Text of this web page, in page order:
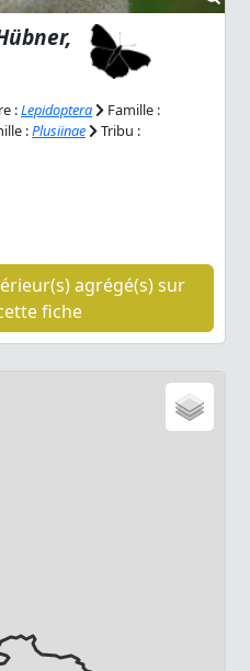
:Lepidoptera
Famille :
:Plusiinae
Tribu :
agrégé(s) sur
fiche